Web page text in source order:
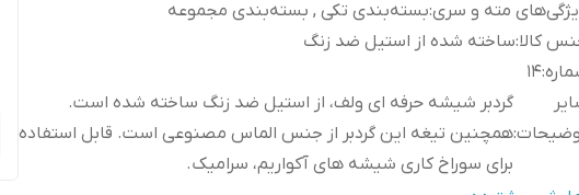
مته و سری:بسته‌بندی تکی , بسته‌بندی مجموعه
کالا:ساخته شده از استیل ضد زنگ
:
14
:
گردبر شیشه حرفه ای ولف، از استیل ضد زنگ ساخته شده است.
همچنین تیغه این گردبر از جنس الماس مصنوعی است. قابل استفاده
برای سوراخ کاری شیشه های آکواریم، سرامیک.